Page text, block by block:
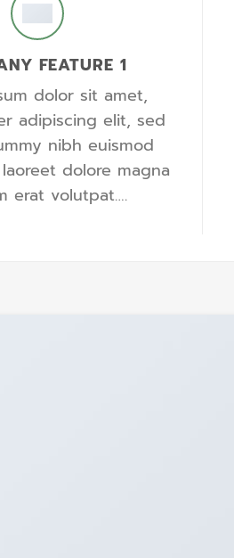
FEATURE 1
dolor sit amet,
adipiscing elit, sed
nibh euismod
dolore magna
erat volutpat….